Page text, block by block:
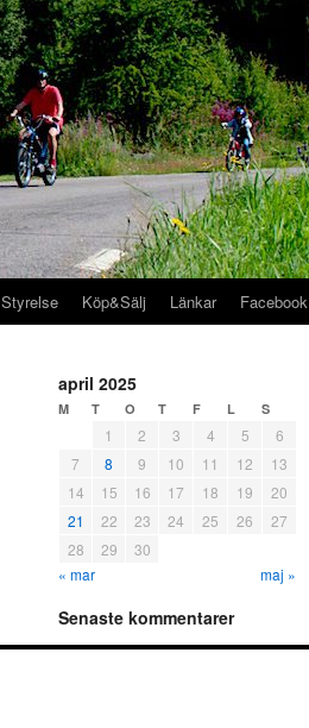
Styrelse Köp&Sälj Länkar Facebook
april 2025
M T O T F L S
1 2 3 4 5
6
7
8 9 10 11 12
13
14
15 16 17 18 19
20
21
22 23 24 25 26
27
28
29
30
« mar
maj »
Senaste kommentarer